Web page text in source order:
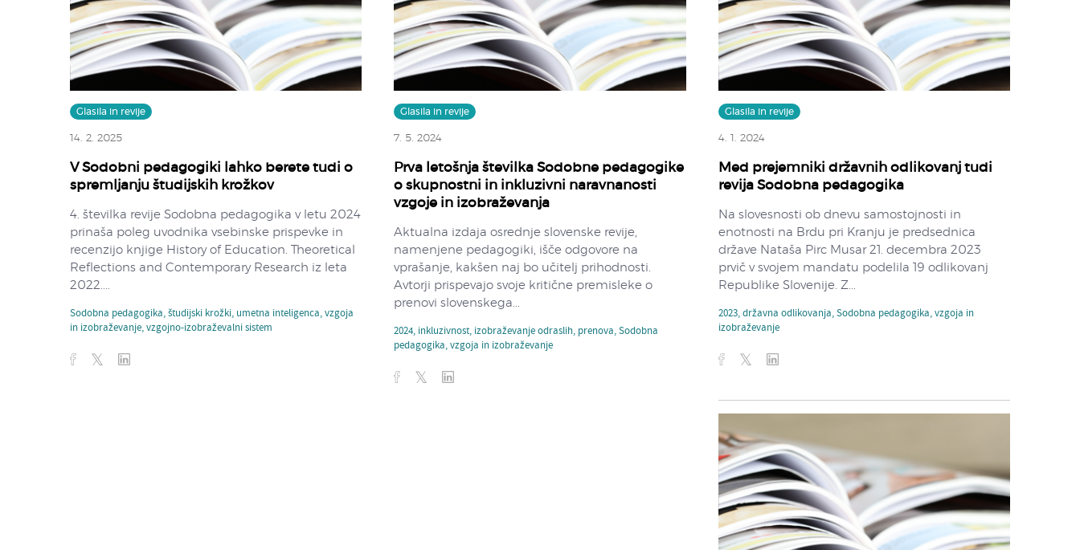
Glasila in revije
14. 2. 2025
V Sodobni pedagogiki lahko berete tudi o
spremljanju študijskih krožkov
4. številka revije Sodobna pedagogika v letu 2024
prinaša poleg uvodnika vsebinske prispevke in
recenzijo knjige History of Education. Theoretical
Reflections and Contemporary Research iz leta
2022....
Sodobna pedagogika,študijski krožki, umetna inteligenca,vzgoja
in izobraževanje,vzgojno-izobraževalni sistem
Glasila in revije
7. 5. 2024
Prva letošnja številka Sodobne pedagogike
o skupnostni in inkluzivni naravnanosti
vzgoje in izobraževanja
Aktualna izdaja osrednje slovenske revije,
namenjene pedagogiki, išče odgovore na
vprašanje, kakšen naj bo učitelj prihodnosti.
Avtorji prispevajo svoje kritične premisleke o
prenovi slovenskega...
2024, inkluzivnost, izobraževanje odraslih, prenova,Sodobna
pedagogika,vzgoja in izobraževanje
Glasila in revije
4. 1. 2024
Med prejemniki državnih odlikovanj tudi
revija Sodobna pedagogika
Na slovesnosti ob dnevu samostojnosti in
enotnosti na Brdu pri Kranju je predsednica
države Nataša Pirc Musar 21. decembra 2023
prvič v svojem mandatu podelila 19 odlikovanj
Republike Slovenije. Z...
2023,državna odlikovanja,Sodobna pedagogika,vzgoja in
izobraževanje